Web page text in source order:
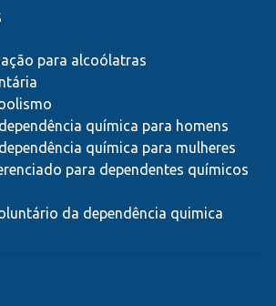
para alcoólatras
química para homens
química para mulheres
para dependentes químicos
da dependência quimica